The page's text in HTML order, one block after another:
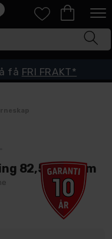
få FRI FRAKT*
82,5x82,5cm